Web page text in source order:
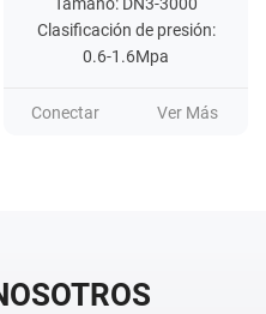
Clasificación de presión:
0.6-1.6Mpa
Conectar Ver Más